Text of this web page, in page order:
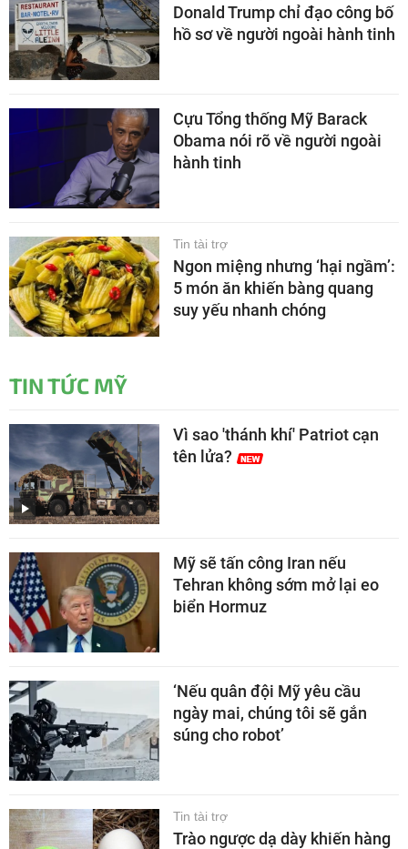
Donald Trump chỉ đạo công bố
hồ sơ về người ngoài hành tinh
Cựu Tổng thống Mỹ Barack
Obama nói rõ về người ngoài
hành tinh
Tin tài trợ
Ngon miệng nhưng ‘hại ngầm’:
5 món ăn khiến bàng quang
suy yếu nhanh chóng
TIN TỨC MỸ
Vì sao 'thánh khí' Patriot cạn
tên lửa?
Mỹ sẽ tấn công Iran nếu
Tehran không sớm mở lại eo
biển Hormuz
‘Nếu quân đội Mỹ yêu cầu
ngày mai, chúng tôi sẽ gắn
súng cho robot’
Tin tài trợ
Trào ngược dạ dày khiến hàng